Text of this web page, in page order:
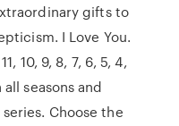
gifts to
I Love You.
10, 9, 8, 7, 6, 5, 4,
seasons and
Choose the